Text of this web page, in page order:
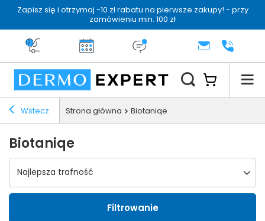
Zapisz się i otrzymaj -10 zł rabatu na pierwsze zakupy! - przy
zamówieniu min. 100 zł
Darmowa dostawa od 199 zł
14 dni na zwrotDermo konsultacjaKONTAKT+48 222
Wstecz Strona główna Biotaniqe
Biotaniqe
Wybierz sortowanie
Najlepsza trafność
Filtrowanie